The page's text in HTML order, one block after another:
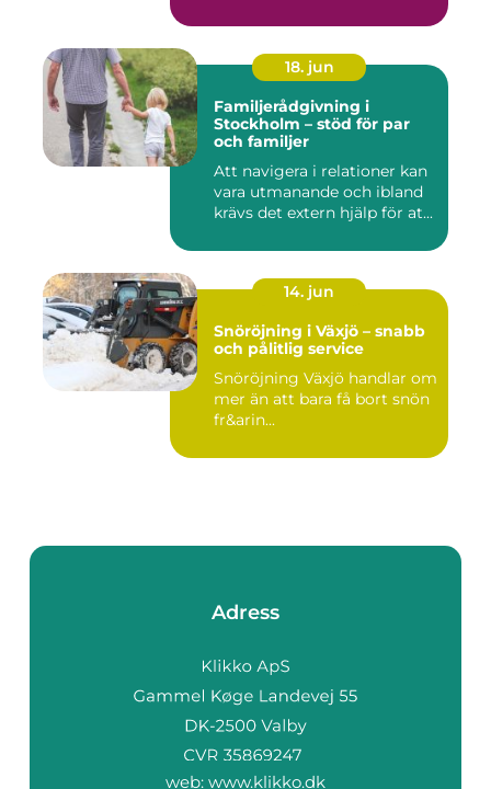
18. jun
Familjerådgivning i
Stockholm – stöd för par
och familjer
Att navigera i relationer kan
vara utmanande och ibland
krävs det extern hjälp för at...
14. jun
Snöröjning i Växjö – snabb
och pålitlig service
Snöröjning Växjö handlar om
mer än att bara få bort snön
fr&arin...
Adress
web: www.klikko.dk